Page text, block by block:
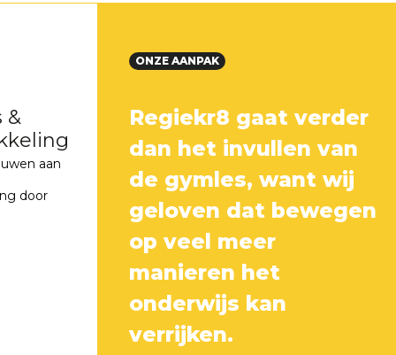
&
aan
door
ONZE AANPAK
Regiekr8 gaat verder
dan het invullen van
de gymles, want wij
geloven dat bewegen
op veel meer
manieren het
onderwijs kan
verrijken.